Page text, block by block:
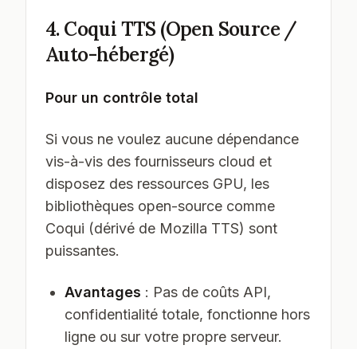
4. Coqui TTS (Open Source /
Auto-hébergé)
Pour un contrôle total
Si vous ne voulez aucune dépendance
vis-à-vis des fournisseurs cloud et
disposez des ressources GPU, les
bibliothèques open-source comme
Coqui (dérivé de Mozilla TTS) sont
puissantes.
Avantages : Pas de coûts API,
confidentialité totale, fonctionne hors
ligne ou sur votre propre serveur.